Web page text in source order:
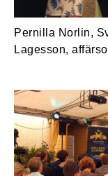
Pernilla Norlin,
Lagesson,